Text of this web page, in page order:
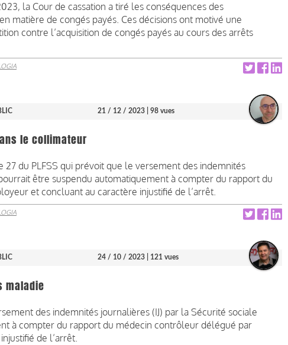
la Cour de cassation a tiré les conséquences des
matière de congés payés. Ces décisions ont motivé une
contre l’acquisition de congés payés au cours des arrêts
21 / 12 / 2023 | 98 vues
le collimateur
27 du PLFSS qui prévoit que le versement des indemnités
être suspendu automatiquement à compter du rapport du
et concluant au caractère injustifié de l’arrêt.
24 / 10 / 2023 | 121 vues
maladie
des indemnités journalières (IJ) par la Sécurité sociale
à compter du rapport du médecin contrôleur délégué par
de l’arrêt.